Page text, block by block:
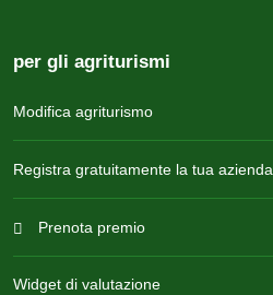
per gli agriturismi
Modifica agriturismo
Registra gratuitamente la tua azienda
Prenota premio
Widget di valutazione